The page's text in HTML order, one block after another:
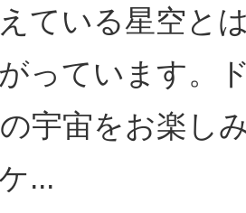
ている星空と
っています。
宇宙をお楽し
...